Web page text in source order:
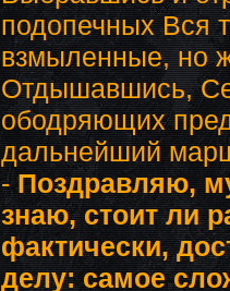
подопечных Вся
взмыленные, но
Отдышавшись,
ободряющих
дальнейший
-Поздравляю,
знаю, стоит ли
фактически,
делу: самое